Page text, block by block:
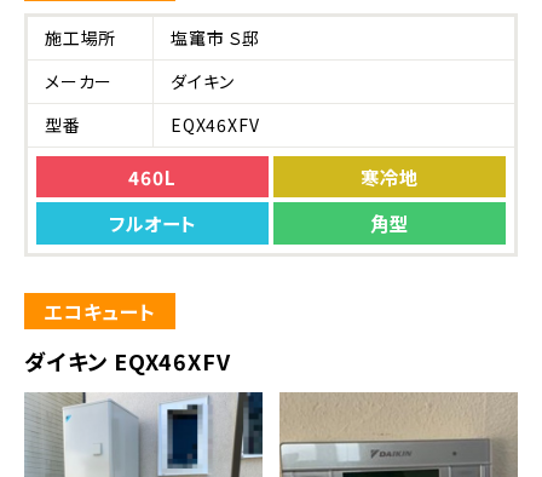
施工場所
塩竃市 Ｓ邸
メーカー
ダイキン
型番
EQX46XFV
460L
寒冷地
フルオート
角型
エコキュート
ダイキン EQX46XFV